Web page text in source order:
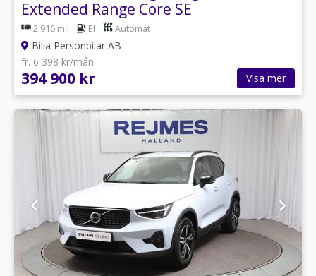
Extended Range Core SE
2 916 mil El Automat
Bilia Personbilar AB
fr. 6 398 kr/mån
394 900 kr Visa mer